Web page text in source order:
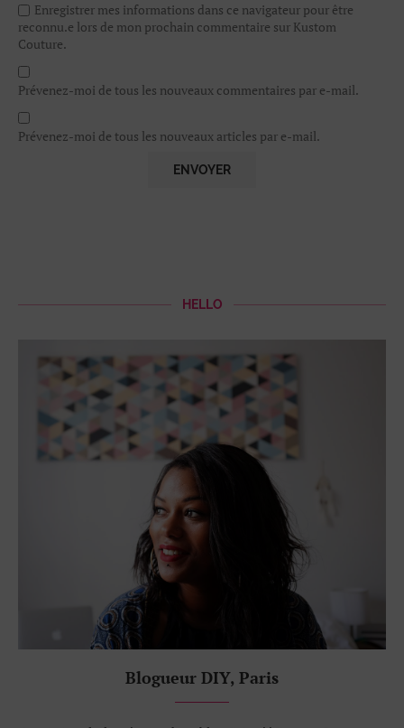
Enregistrer mes informations dans ce navigateur pour être
reconnu.e lors de mon prochain commentaire sur Kustom
Couture.
Prévenez-moi de tous les nouveaux commentaires par e-mail.
Prévenez-moi de tous les nouveaux articles par e-mail.
HELLO
Blogueur DIY, Paris